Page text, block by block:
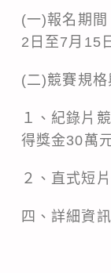
(一)報名期
2日至7月15
(二)競賽規格
１、紀錄片
得獎金30萬
２、直式短
四、詳細資